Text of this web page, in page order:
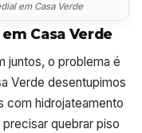
em Casa Verde
Casa Verde
juntos, o problema é
Verde desentupimos
com hidrojateamento
quebrar piso